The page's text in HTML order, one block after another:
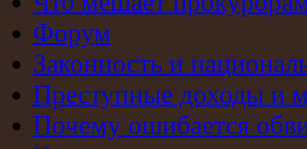
Форум
Законность и
Преступные доходы и
Почему ошибается